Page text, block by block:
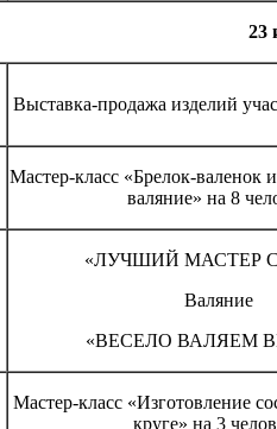
23
Выставка-продажа изделий
Мастер-класс «Брелок-валенок
валяние» на 8
«ЛУЧШИЙ МАСТЕР
Валяние
«ВЕСЕЛО ВАЛЯЕМ
Мастер-класс «Изготовление
круге» на 3